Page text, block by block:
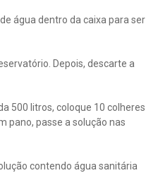
água dentro da caixa para ser
Depois, descarte a
500 litros, coloque 10 colheres
pano, passe a solução nas
contendo água sanitária